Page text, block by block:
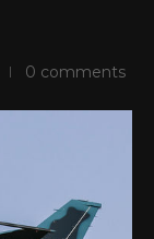
0 comments